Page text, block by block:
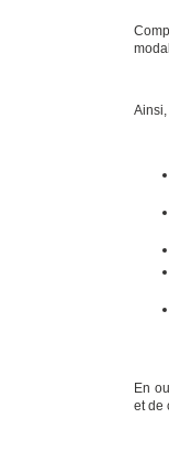
En
et de